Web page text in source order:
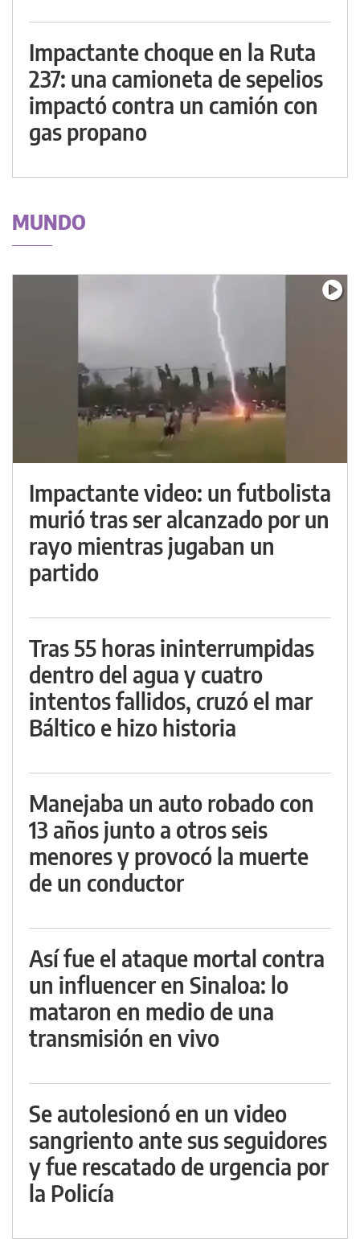
Impactante choque en la Ruta
237: una camioneta de sepelios
impactó contra un camión con
gas propano
MUNDO
Impactante video: un futbolista
murió tras ser alcanzado por un
rayo mientras jugaban un
partido
Tras 55 horas ininterrumpidas
dentro del agua y cuatro
intentos fallidos, cruzó el mar
Báltico e hizo historia
Manejaba un auto robado con
13 años junto a otros seis
menores y provocó la muerte
de un conductor
Así fue el ataque mortal contra
un influencer en Sinaloa: lo
mataron en medio de una
transmisión en vivo
Se autolesionó en un video
sangriento ante sus seguidores
y fue rescatado de urgencia por
la Policía